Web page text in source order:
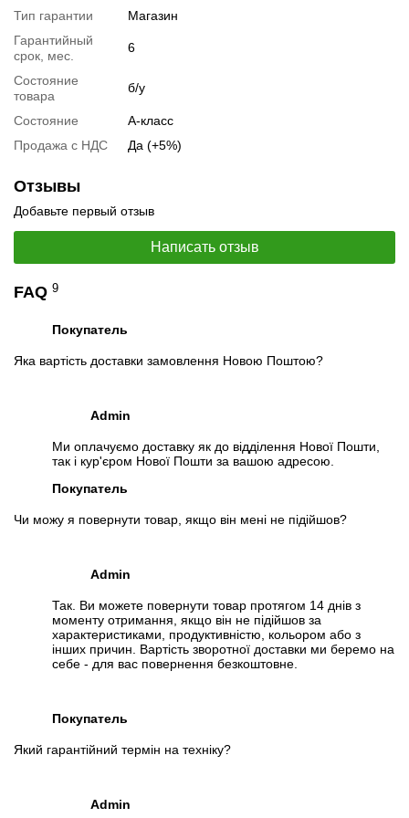
📧Запрос оптовой цены
Отслеживать в Instagram
Отслеживать на Facebook
Тип гарантии
Магазин
Гарантийный
срок, мес.
6
Состояние
товара
б/у
Состояние
А-класс
Продажа с НДС
Да (+5%)
Отзывы
Добавьте первый отзыв
Написать отзыв
FAQ 9
Покупатель
Яка вартість доставки замовлення Новою Поштою?
Admin
Ми оплачуємо доставку як до відділення Нової Пошти,
так і кур'єром Нової Пошти за вашою адресою.
Покупатель
Чи можу я повернути товар, якщо він мені не підійшов?
Admin
Так. Ви можете повернути товар протягом 14 днів з
моменту отримання, якщо він не підійшов за
характеристиками, продуктивністю, кольором або з
інших причин. Вартість зворотної доставки ми беремо на
себе - для вас повернення безкоштовне.
Покупатель
Який гарантійний термін на техніку?
Admin